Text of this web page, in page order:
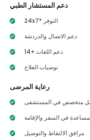
دعم المستشار الطبي
24x7* التوفر
دعم الاتصال والدردشة
14+ دعم اللغات
توصيات العلاج
رعاية المرضى
متخصص في المستشفى
في السفر والإقامة
مرافق الالتقاط والتوصيل